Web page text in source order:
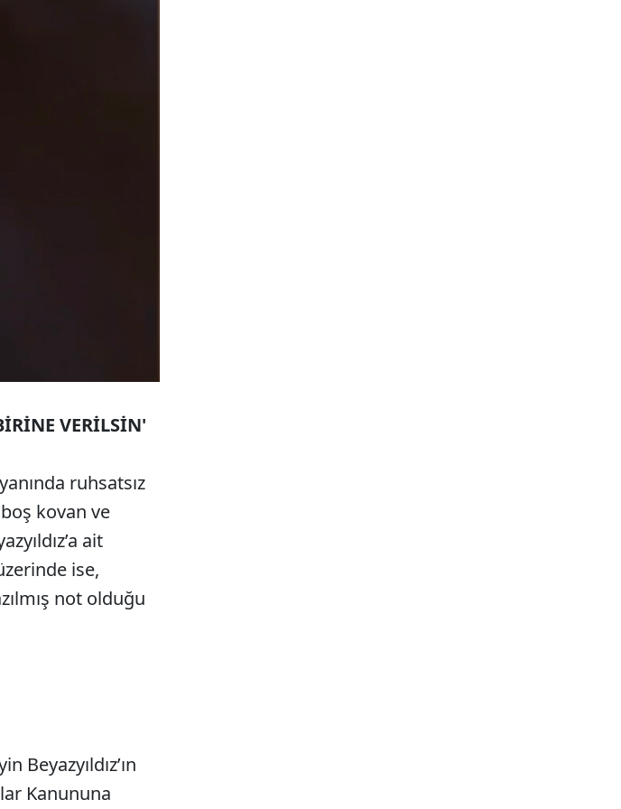
VERİLSİN'
ruhsatsız
kovan ve
ait
ise,
not olduğu
Beyazyıldız’ın
Kanununa